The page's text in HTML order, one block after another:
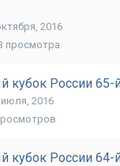
2016
просмотра
кубок России 65-
2016
кубок России 64-